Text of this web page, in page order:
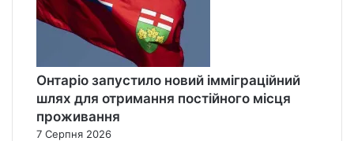
Онтаріо запустило новий імміграційний
шлях для отримання постійного місця
проживання
7 Серпня 2026